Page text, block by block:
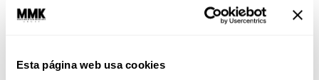
Esta página web usa cookies